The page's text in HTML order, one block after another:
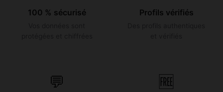
100 % sécurisé Profils vérifiés
💬 🆓